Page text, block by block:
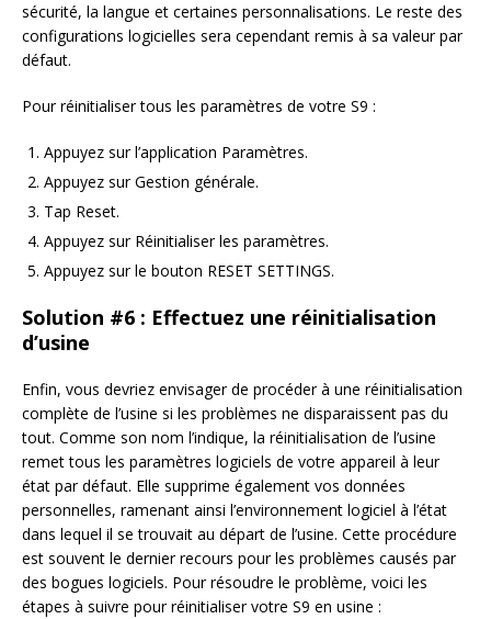
sécurité, la langue et certaines personnalisations. Le reste des
configurations logicielles sera cependant remis à sa valeur par
défaut.
Pour réinitialiser tous les paramètres de votre S9 :
Appuyez sur l’application Paramètres.
Appuyez sur Gestion générale.
Tap Reset.
Appuyez sur Réinitialiser les paramètres.
Appuyez sur le bouton RESET SETTINGS.
Solution #6 : Effectuez une réinitialisation
d’usine
Enfin, vous devriez envisager de procéder à une réinitialisation
complète de l’usine si les problèmes ne disparaissent pas du
tout. Comme son nom l’indique, la réinitialisation de l’usine
remet tous les paramètres logiciels de votre appareil à leur
état par défaut. Elle supprime également vos données
personnelles, ramenant ainsi l’environnement logiciel à l’état
dans lequel il se trouvait au départ de l’usine. Cette procédure
est souvent le dernier recours pour les problèmes causés par
des bogues logiciels. Pour résoudre le problème, voici les
étapes à suivre pour réinitialiser votre S9 en usine :